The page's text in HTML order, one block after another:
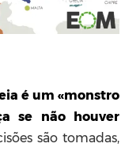
é um «monstro
se não houver
são tomadas,